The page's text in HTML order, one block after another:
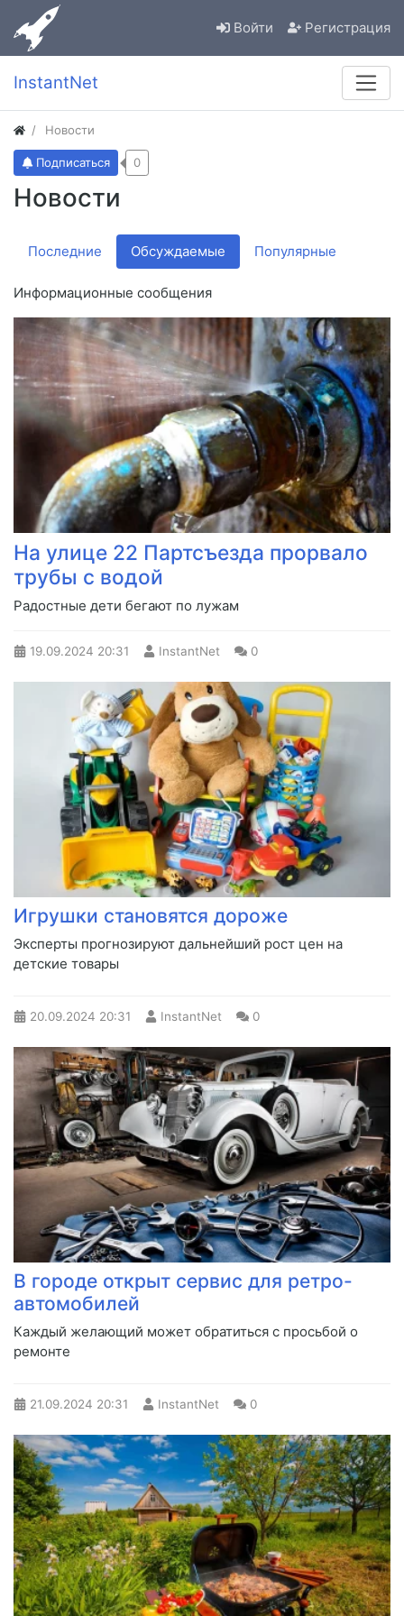
Войти Регистрация
InstantNet
Новости
Новости
Подписаться 0
Последние Обсуждаемые Популярные
Информационные сообщения
На улице 22 Партсъезда прорвало
трубы с водой
Радостные дети бегают по лужам
19.09.2024 20:31 InstantNet 0
Игрушки становятся дороже
Эксперты прогнозируют дальнейший рост цен на
детские товары
20.09.2024 20:31 InstantNet 0
В городе открыт сервис для ретро-
автомобилей
Каждый желающий может обратиться с просьбой о
ремонте
21.09.2024 20:31 InstantNet 0